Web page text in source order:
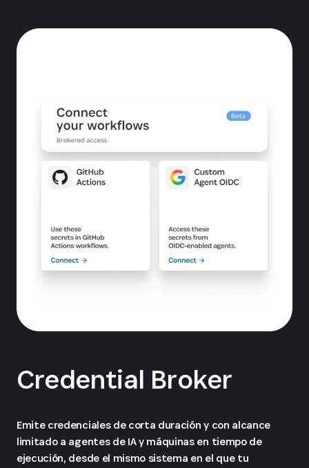
Credential Broker
Emite credenciales de corta duración y con alcance
limitado a agentes de IA y máquinas en tiempo de
ejecución, desde el mismo sistema en el que tu